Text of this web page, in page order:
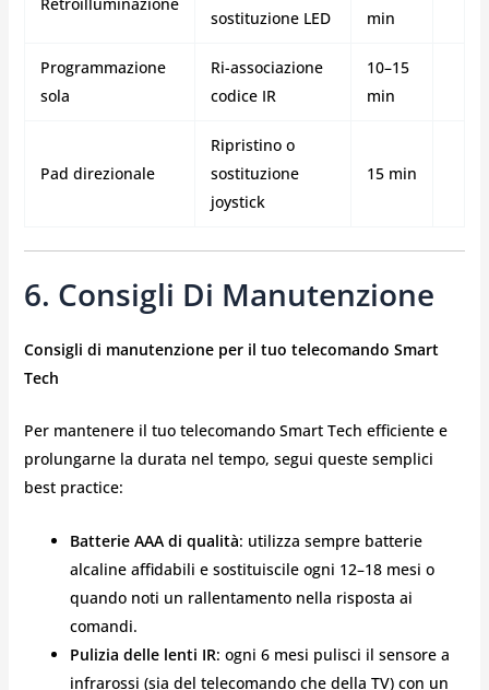
sostituzione LED
min
Programmazione
sola
Ri-associazione
codice IR
10–15
min
Pad direzionale
Ripristino o
sostituzione
joystick
15 min
6. Consigli Di Manutenzione
Consigli di manutenzione per il tuo telecomando Smart
Tech
Per mantenere il tuo telecomando Smart Tech efficiente e
prolungarne la durata nel tempo, segui queste semplici
best practice:
Batterie AAA di qualità: utilizza sempre batterie
alcaline affidabili e sostituiscile ogni 12–18 mesi o
quando noti un rallentamento nella risposta ai
comandi.
Pulizia delle lenti IR: ogni 6 mesi pulisci il sensore a
infrarossi (sia del telecomando che della TV) con un